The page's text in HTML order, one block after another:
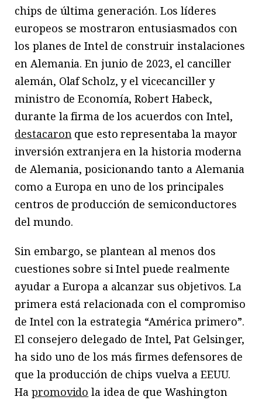
chips de última generación. Los líderes
europeos se mostraron entusiasmados con
los planes de Intel de construir instalaciones
en Alemania. En junio de 2023, el canciller
alemán, Olaf Scholz, y el vicecanciller y
ministro de Economía, Robert Habeck,
durante la firma de los acuerdos con Intel,
destacaronque esto representaba la mayor
inversión extranjera en la historia moderna
de Alemania, posicionando tanto a Alemania
como a Europa en uno de los principales
centros de producción de semiconductores
del mundo.
Sin embargo, se plantean al menos dos
cuestiones sobre si Intel puede realmente
ayudar a Europa a alcanzar sus objetivos. La
primera está relacionada con el compromiso
de Intel con la estrategia “América primero”.
El consejero delegado de Intel, Pat Gelsinger,
ha sido uno de los más firmes defensores de
que la producción de chips vuelva a EEUU.
Hapromovido la idea de que Washington